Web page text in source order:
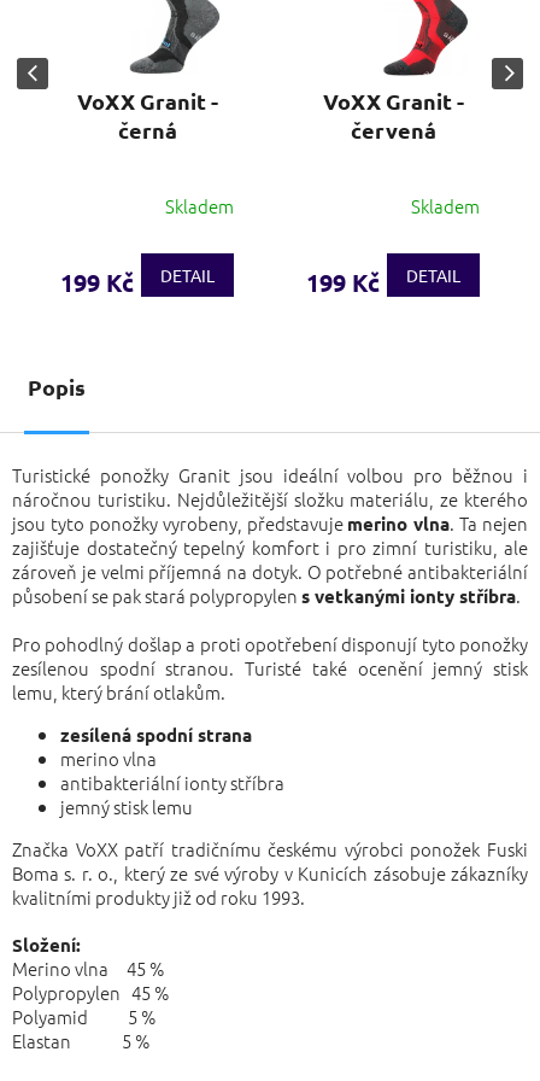
VoXX Granit -
černá
Skladem
199 Kč DETAIL
VoXX Granit -
červená
Skladem
199 Kč DETAIL
Popis
Turistické ponožky Granit jsou ideální volbou pro běžnou i
náročnou turistiku. Nejdůležitější složku materiálu, ze kterého
jsou tyto ponožky vyrobeny, představuje merino vlna. Ta nejen
zajišťuje dostatečný tepelný komfort i pro zimní turistiku, ale
zároveň je velmi příjemná na dotyk. O potřebné antibakteriální
působení se pak stará polypropylen s vetkanými ionty stříbra.
Pro pohodlný došlap a proti opotřebení disponují tyto ponožky
zesílenou spodní stranou. Turisté také ocenění jemný stisk
lemu, který brání otlakům.
zesílená spodní strana
merino vlna
antibakteriální ionty stříbra
jemný stisk lemu
Značka VoXX patří tradičnímu českému výrobci ponožek Fuski
Boma s. r. o., který ze své výroby v Kunicích zásobuje zákazníky
kvalitními produkty již od roku 1993.
Složení:
Merino vlna 45 %
Polypropylen 45 %
Polyamid 5 %
Elastan 5 %